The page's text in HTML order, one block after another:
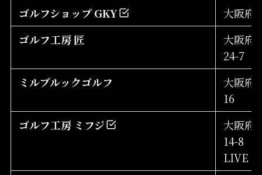
ゴルフショップ GKY
大阪府
ゴルフ工房 匠
大阪府
24-7
ミルブルックゴルフ
大阪府
16
ゴルフ工房 ミフジ
大阪府
14-8
LIVE